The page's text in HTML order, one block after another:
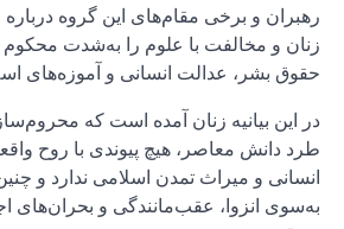
رهبران و برخی مقام‌های این گروه
زنان و مخالفت با علوم را به‌شدت محکوم
حقوق بشر، عدالت انسانی و آموزه‌های
در این بیانیه زنان آمده است که
طرد دانش معاصر، هیچ پیوندی با روح
انسانی و میراث تمدن اسلامی ندارد و
به‌سوی انزوا، عقب‌مانندگی و بحران‌های